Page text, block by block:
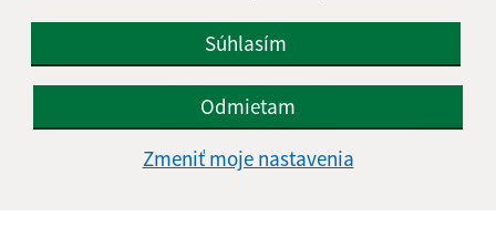
Súhlasím
Odmietam
Zmeniť moje nastavenia
Informácie o stránke:
Vyhlásenie o prístupnosti
Autorské práva
Ochrana osobných údajov